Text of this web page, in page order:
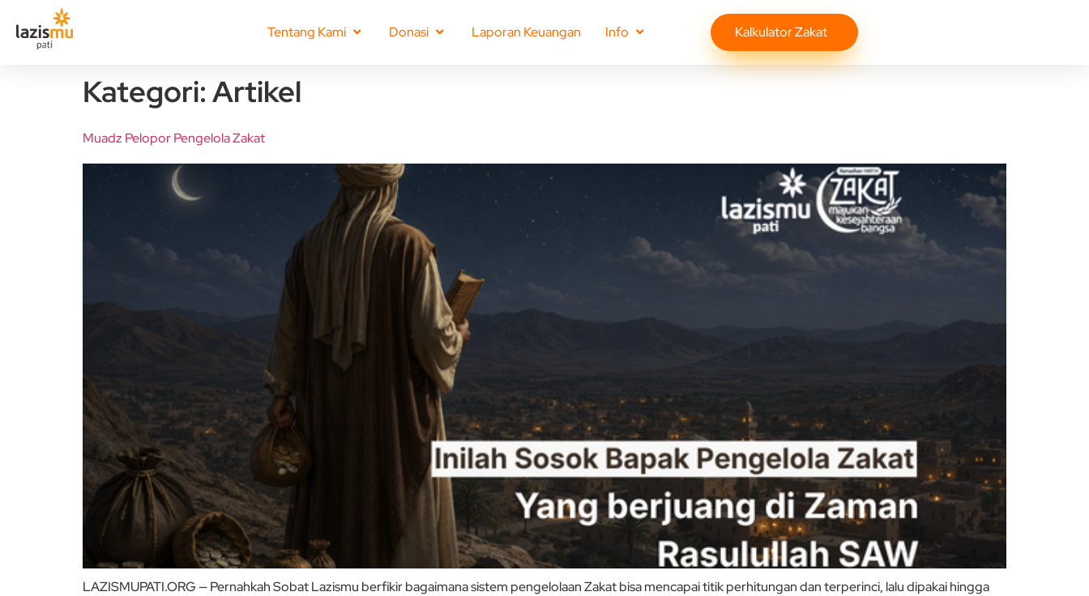
Tentang Kami Donasi Laporan Keuangan Info Kalkulator Zakat
Kategori:Artikel
Muadz Pelopor Pengelola Zakat
LAZISMUPATI.ORG — Pernahkah Sobat Lazismu berfikir bagaimana sistem pengelolaan Zakat bisa mencapai titik perhitungan dan terperinci, lalu dipakai hingga